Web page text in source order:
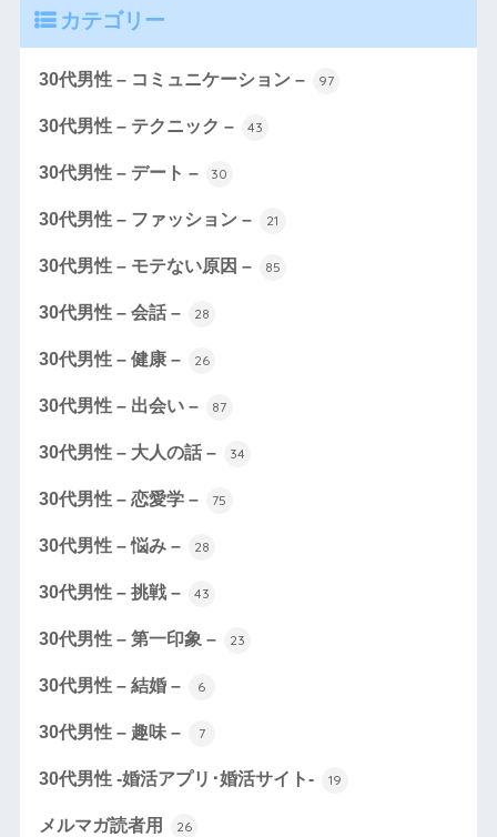
カテゴリー
30代男性 – コミュニケーション – 97
30代男性 – テクニック – 43
30代男性 – デート – 30
30代男性 – ファッション – 21
30代男性 – モテない原因 – 85
30代男性 – 会話 – 28
30代男性 – 健康 – 26
30代男性 – 出会い – 87
30代男性 – 大人の話 – 34
30代男性 – 恋愛学 – 75
30代男性 – 悩み – 28
30代男性 – 挑戦 – 43
30代男性 – 第一印象 – 23
30代男性 – 結婚 – 6
30代男性 – 趣味 – 7
30代男性 -婚活アプリ･婚活サイト- 19
メルマガ読者用 26